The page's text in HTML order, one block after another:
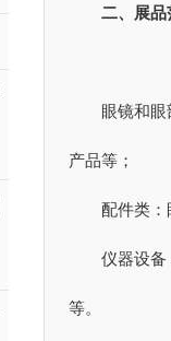
二、展品
眼镜和
产品等；
配件类
仪器设备
等。